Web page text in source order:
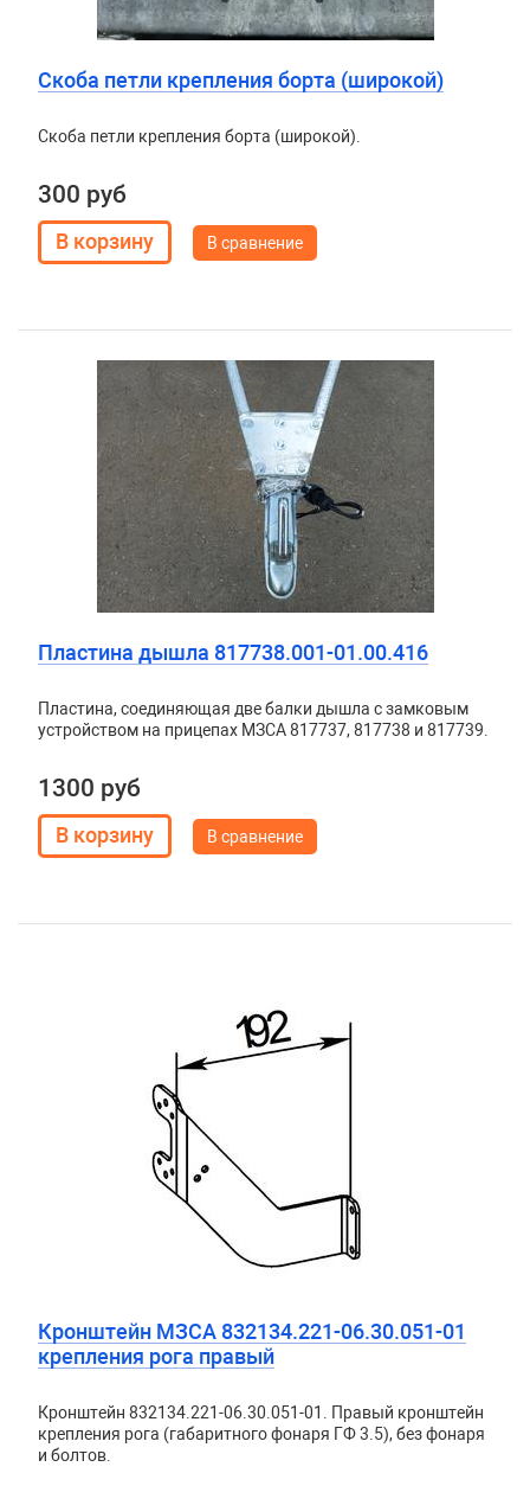
Скоба петли крепления борта (широкой)
Скоба петли крепления борта (широкой).
300 руб
В сравнение
Пластина дышла 817738.001-01.00.416
Пластина, соединяющая две балки дышла с замковым
устройством на прицепах МЗСА 817737, 817738 и 817739.
1300 руб
В сравнение
Кронштейн МЗСА 832134.221-06.30.051-01
крепления рога правый
Кронштейн 832134.221-06.30.051-01. Правый кронштейн
крепления рога (габаритного фонаря ГФ 3.5), без фонаря
и болтов.